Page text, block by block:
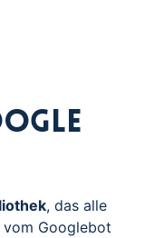
, das alle
vom Googlebot